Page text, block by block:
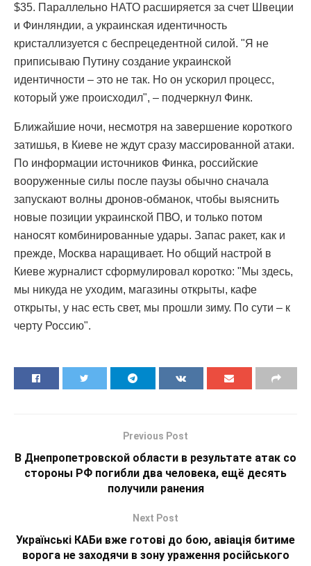
$35. Параллельно НАТО расширяется за счет Швеции
и Финляндии, а украинская идентичность
кристаллизуется с беспрецедентной силой. "Я не
приписываю Путину создание украинской
идентичности – это не так. Но он ускорил процесс,
который уже происходил", – подчеркнул Финк.
Ближайшие ночи, несмотря на завершение короткого
затишья, в Киеве не ждут сразу массированной атаки.
По информации источников Финка, российские
вооруженные силы после паузы обычно сначала
запускают волны дронов-обманок, чтобы выяснить
новые позиции украинской ПВО, и только потом
наносят комбинированные удары. Запас ракет, как и
прежде, Москва наращивает. Но общий настрой в
Киеве журналист сформулировал коротко: "Мы здесь,
мы никуда не уходим, магазины открыты, кафе
открыты, у нас есть свет, мы прошли зиму. По сути – к
черту Россию".
Previous Post
В Днепропетровской области в результате атак со
стороны РФ погибли два человека, ещё десять
получили ранения
Next Post
Українські КАБи вже готові до бою, авіація битиме
ворога не заходячи в зону ураження російського